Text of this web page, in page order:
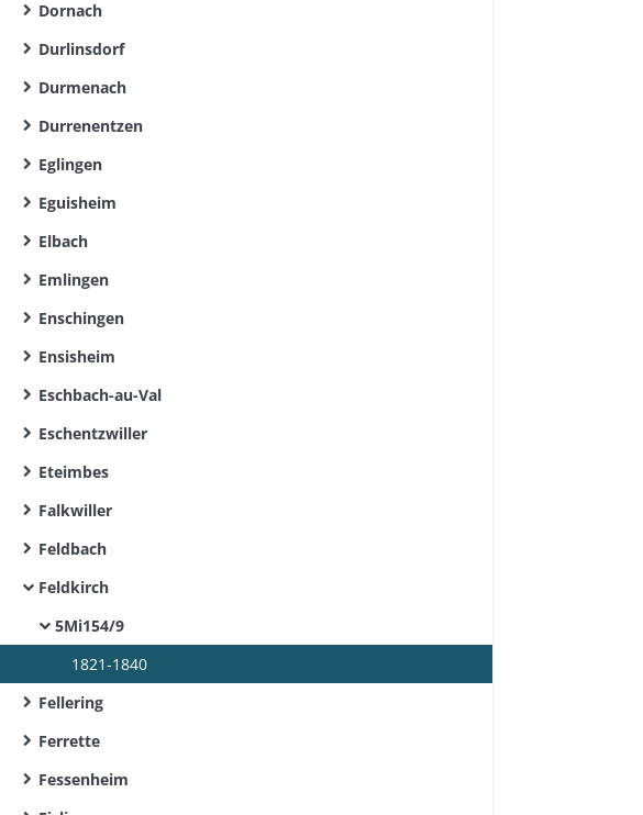
Dornach
Durlinsdorf
Durmenach
Durrenentzen
Eglingen
Eguisheim
Elbach
Emlingen
Enschingen
Ensisheim
Eschbach-au-Val
Eschentzwiller
Eteimbes
Falkwiller
Feldbach
Feldkirch
5Mi154/9
1821-1840
Fellering
Ferrette
Fessenheim